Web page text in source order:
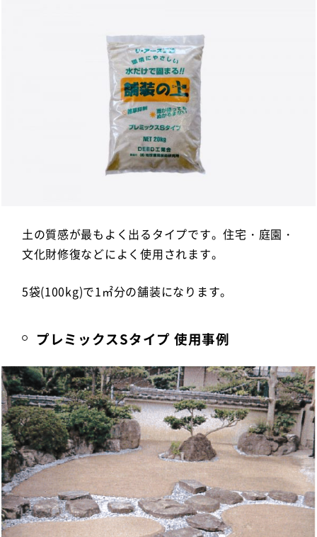
土の質感が最もよく出るタイプです。住宅・庭園・
文化財修復などによく使用されます。
5袋(100kg)で1㎡分の舗装になります。
プレミックスSタイプ 使用事例